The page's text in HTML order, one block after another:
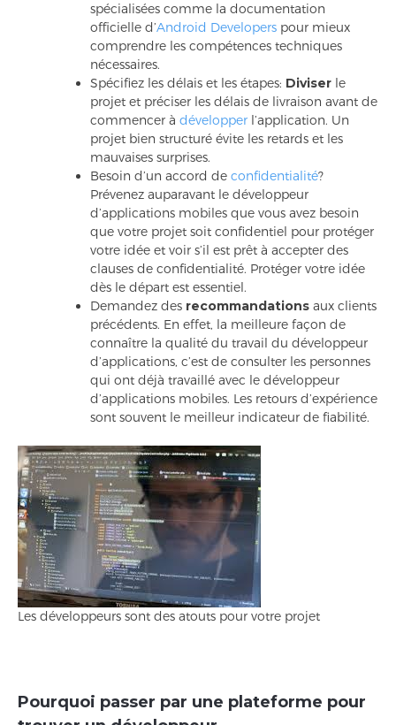
spécialisées comme la documentation
officielle d’Android Developers pour mieux
comprendre les compétences techniques
nécessaires.
Spécifiez les délais et les étapes: Diviser le
projet et préciser les délais de livraison avant de
commencer à développer l’application. Un
projet bien structuré évite les retards et les
mauvaises surprises.
Besoin d’un accord de confidentialité?
Prévenez auparavant le développeur
d’applications mobiles que vous avez besoin
que votre projet soit confidentiel pour protéger
votre idée et voir s’il est prêt à accepter des
clauses de confidentialité. Protéger votre idée
dès le départ est essentiel.
Demandez des recommandations aux clients
précédents. En effet, la meilleure façon de
connaître la qualité du travail du développeur
d’applications, c’est de consulter les personnes
qui ont déjà travaillé avec le développeur
d’applications mobiles. Les retours d’expérience
sont souvent le meilleur indicateur de fiabilité.
Les développeurs sont des atouts pour votre projet
Pourquoi passer par une plateforme pour